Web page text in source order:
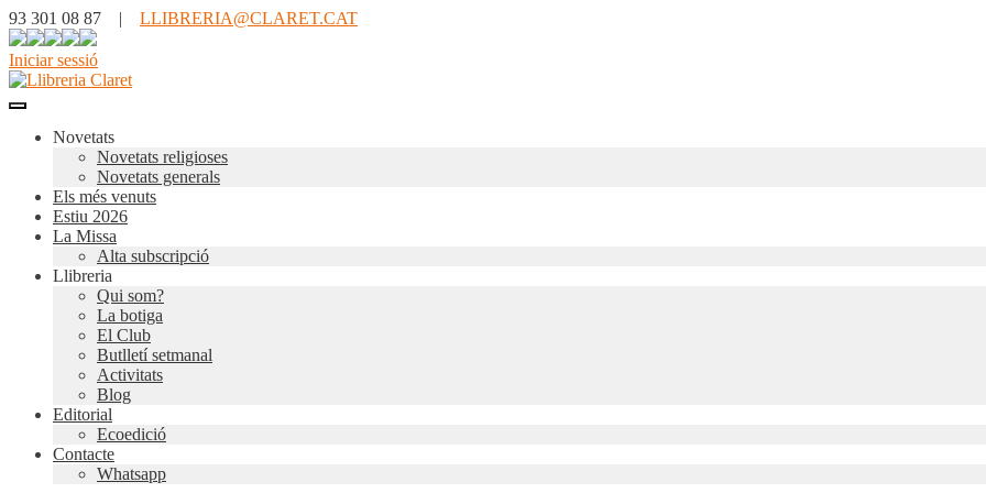
93 301 08 87 | LLIBRERIA@CLARET.CAT
Iniciar sessió
Novetats
Novetats religioses
Novetats generals
Els més venuts
Estiu 2026
La Missa
Alta subscripció
Llibreria
Qui som?
La botiga
El Club
Butlletí setmanal
Activitats
Blog
Editorial
Ecoedició
Contacte
Whatsapp